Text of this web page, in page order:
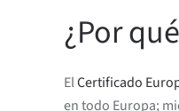
¿Por
ElCertificado
en todo Europa;